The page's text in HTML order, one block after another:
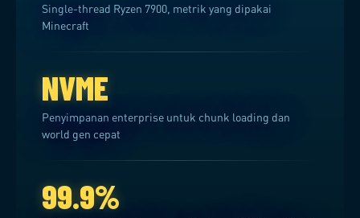
Single-thread Ryzen 7900, metrik yang dipakai
Minecraft
NVME
Penyimpanan enterprise untuk chunk loading dan
world gen cepat
99.9%